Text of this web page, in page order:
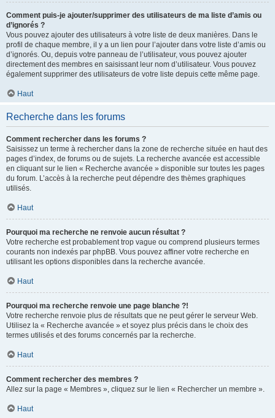
Comment puis-je ajouter/supprimer des utilisateurs de ma liste d’amis ou
d’ignorés ?
Vous pouvez ajouter des utilisateurs à votre liste de deux manières. Dans le
profil de chaque membre, il y a un lien pour l’ajouter dans votre liste d’amis ou
d’ignorés. Ou, depuis votre panneau de l’utilisateur, vous pouvez ajouter
directement des membres en saisissant leur nom d’utilisateur. Vous pouvez
également supprimer des utilisateurs de votre liste depuis cette même page.
Haut
Recherche dans les forums
Comment rechercher dans les forums ?
Saisissez un terme à rechercher dans la zone de recherche située en haut des
pages d’index, de forums ou de sujets. La recherche avancée est accessible
en cliquant sur le lien « Recherche avancée » disponible sur toutes les pages
du forum. L’accès à la recherche peut dépendre des thèmes graphiques
utilisés.
Haut
Pourquoi ma recherche ne renvoie aucun résultat ?
Votre recherche est probablement trop vague ou comprend plusieurs termes
courants non indexés par phpBB. Vous pouvez affiner votre recherche en
utilisant les options disponibles dans la recherche avancée.
Haut
Pourquoi ma recherche renvoie une page blanche ?!
Votre recherche renvoie plus de résultats que ne peut gérer le serveur Web.
Utilisez la « Recherche avancée » et soyez plus précis dans le choix des
termes utilisés et des forums concernés par la recherche.
Haut
Comment rechercher des membres ?
Allez sur la page « Membres », cliquez sur le lien « Rechercher un membre ».
Haut